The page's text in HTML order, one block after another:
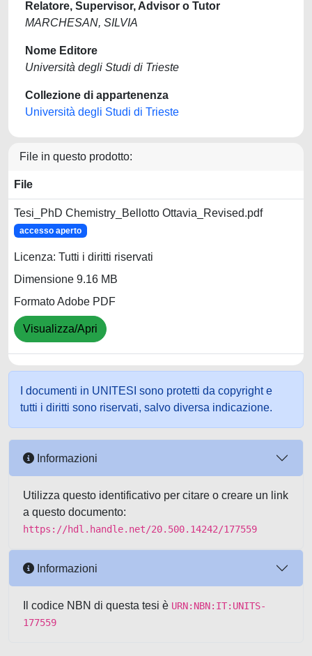
Relatore, Supervisor, Advisor o Tutor
MARCHESAN, SILVIA
Nome Editore
Università degli Studi di Trieste
Collezione di appartenenza
Università degli Studi di Trieste
File in questo prodotto:
File
Tesi_PhD Chemistry_Bellotto Ottavia_Revised.pdf
accesso aperto
Licenza: Tutti i diritti riservati
Dimensione 9.16 MB
Formato Adobe PDF
Visualizza/Apri
I documenti in UNITESI sono protetti da copyright e
tutti i diritti sono riservati, salvo diversa indicazione.
Informazioni
Utilizza questo identificativo per citare o creare un link
a questo documento:
https://hdl.handle.net/20.500.14242/177559
Informazioni
Il codice NBN di questa tesi è URN:NBN:IT:UNITS-
177559